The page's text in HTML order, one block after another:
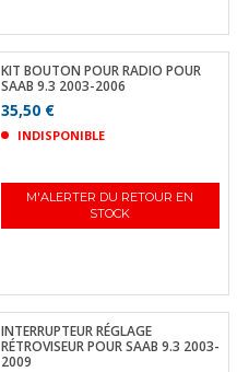
KIT BOUTON POUR RADIO POUR
SAAB 9.3 2003-2006
35,50 €
INDISPONIBLE
M'ALERTER DU RETOUR EN
STOCK
INTERRUPTEUR RÉGLAGE
RÉTROVISEUR POUR SAAB 9.3 2003-
2009